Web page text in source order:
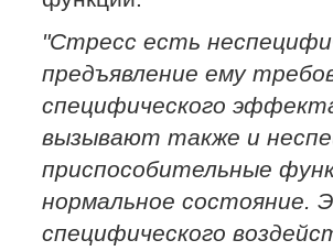
"Стресс есть
предъявление ему
специфического
вызывают также и
приспособительные
нормальное состояние.
специфического